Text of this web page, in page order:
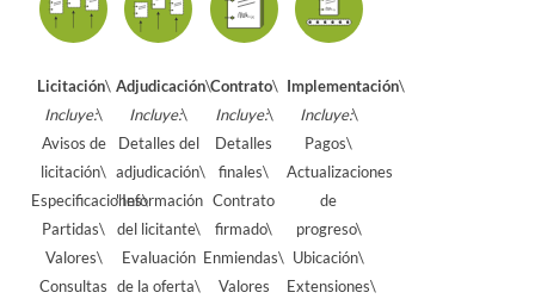
Licitación\
Incluye:\
Avisos de
licitación\
Especificaciones\
Partidas\
Valores\
Consultas
Adjudicación\
Incluye:\
Detalles del
adjudicación\
"Información
del licitante\
Evaluación
de la oferta\
Contrato\
Incluye:\
Detalles
finales\
Contrato
firmado\
Enmiendas\
Valores
Implementación\
Incluye:\
Pagos\
Actualizaciones
de
progreso\
Ubicación\
Extensiones\